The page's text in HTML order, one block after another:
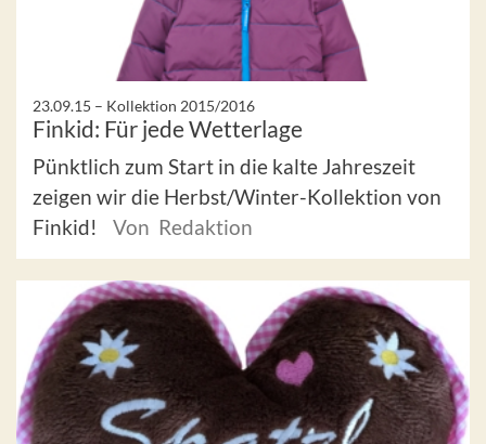
23.09.15 – Kollektion 2015/2016
Finkid: Für jede Wetterlage
Pünktlich zum Start in die kalte Jahreszeit
zeigen wir die Herbst/Winter-Kollektion von
Finkid!
Von Redaktion